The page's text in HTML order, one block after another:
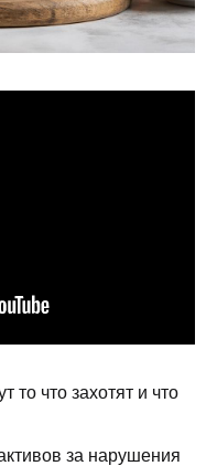
то что захотят и что
за нарушения